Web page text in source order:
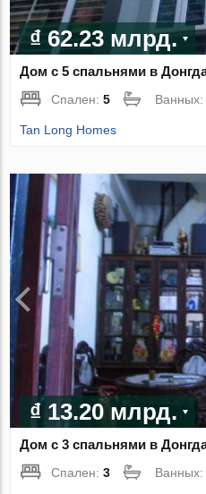
₫ 62.23 млрд.
Дом с 5 спальнями в
Спален:5
Tan Long Homes
₫ 13.20 млрд.
Дом с 3 спальнями в
Спален:3